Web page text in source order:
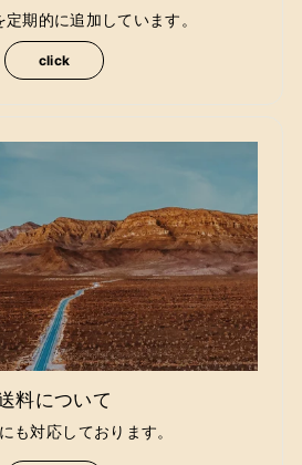
期的に追加しています。
click
料について
も対応しております。